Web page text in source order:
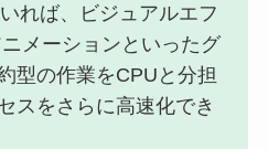
れば、ビジュアルエフ
メーションといったグ
型の作業をCPUと分担
スをさらに高速化でき